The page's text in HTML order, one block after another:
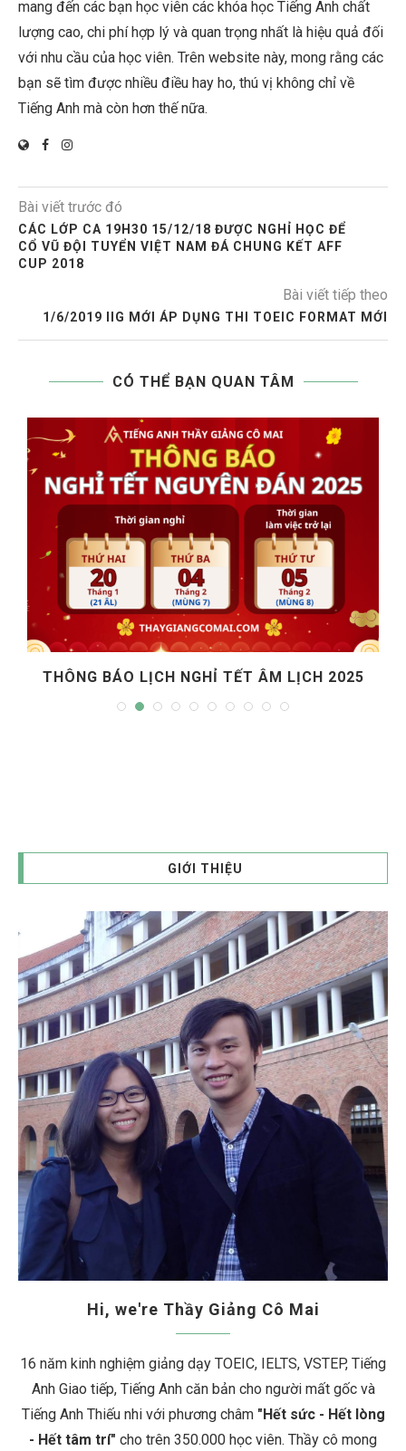
mang đến các bạn học viên các khóa học Tiếng Anh chất
lượng cao, chi phí hợp lý và quan trọng nhất là hiệu quả đối
với nhu cầu của học viên. Trên website này, mong rằng các
bạn sẽ tìm được nhiều điều hay ho, thú vị không chỉ về
Tiếng Anh mà còn hơn thế nữa.
Bài viết trước đó
CÁC LỚP CA 19H30 15/12/18 ĐƯỢC NGHỈ HỌC ĐỂ
CỔ VŨ ĐỘI TUYỂN VIỆT NAM ĐÁ CHUNG KẾT AFF
CUP 2018
Bài viết tiếp theo
1/6/2019 IIG MỚI ÁP DỤNG THI TOEIC FORMAT MỚI
CÓ THỂ BẠN QUAN TÂM
THÔNG BÁO LỊCH NGHỈ TẾT ÂM LỊCH 2025
GIỚI THIỆU
Hi, we're Thầy Giảng Cô Mai
16 năm kinh nghiệm giảng dạy TOEIC, IELTS, VSTEP, Tiếng
Anh Giao tiếp, Tiếng Anh căn bản cho người mất gốc và
Tiếng Anh Thiếu nhi với phương châm "Hết sức - Hết lòng
- Hết tâm trí" cho trên 350.000 học viên. Thầy cô mong